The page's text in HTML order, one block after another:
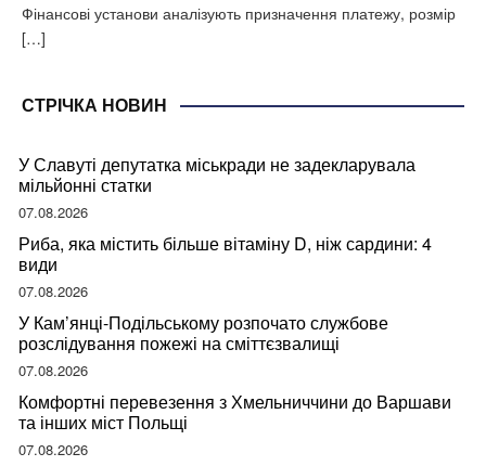
Фінансові установи аналізують призначення платежу, розмір
[…]
СТРІЧКА НОВИН
У Славуті депутатка міськради не задекларувала
мільйонні статки
07.08.2026
Риба, яка містить більше вітаміну D, ніж сардини: 4
види
07.08.2026
У Кам’янці-Подільському розпочато службове
розслідування пожежі на сміттєзвалищі
07.08.2026
Комфортні перевезення з Хмельниччини до Варшави
та інших міст Польщі
07.08.2026